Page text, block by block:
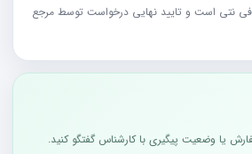
نتی است و تایید نهایی درخواست توسط مرجع
یا وضعیت پیگیری با کارشناس گفتگو کنید.